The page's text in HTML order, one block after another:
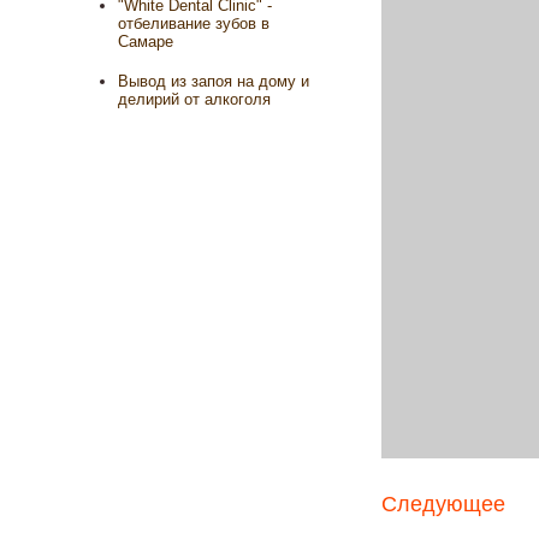
Следующее
"White Dental Clinic" -
отбеливание зубов в
Самаре
Вывод из запоя на дому и
делирий от алкоголя